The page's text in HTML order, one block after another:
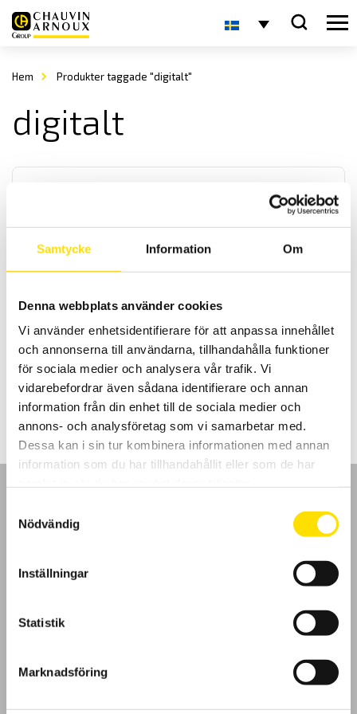
Samtycke Information Om
Denna webbplats använder cookies
Vi använder enhetsidentifierare för att anpassa innehållet
och annonserna till användarna, tillhandahålla funktioner
för sociala medier och analysera vår trafik. Vi
vidarebefordrar även sådana identifierare och annan
information från din enhet till de sociala medier och
annons- och analysföretag som vi samarbetar med.
Dessa kan i sin tur kombinera informationen med annan
information som du har tillhandahållit eller som de har
Nödvändig
Inställningar
Statistik
Marknadsföring
Hem Produkter taggade "digitalt"
digitalt
Digitala panelinstrument med 4- eller 5- siffror i DIN storlek från
48 x 24 mm. Med ingångar för V, mA, TRMS AC, Hz, PT100 och
resistans. Programmerbara skalor och modeller med max- min
funktion och inställbara larm.
LÄS MER